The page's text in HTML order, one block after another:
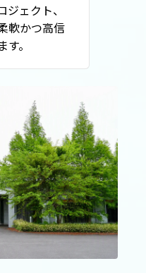
ェクト、
軟かつ高信
。